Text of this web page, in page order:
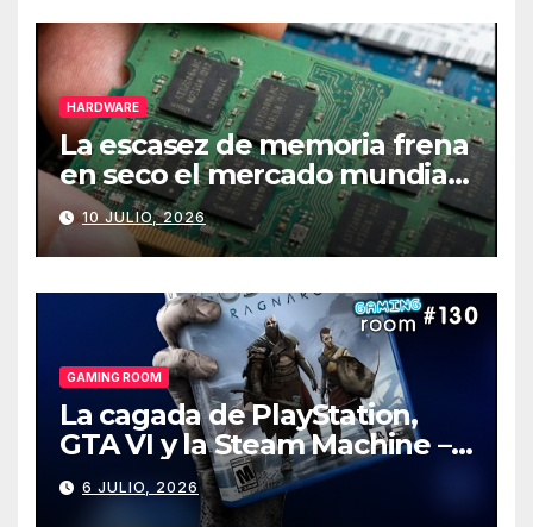
HARDWARE
La escasez de memoria frena
en seco el mercado mundial
de PCs
10 JULIO, 2026
GAMING ROOM
La cagada de PlayStation,
GTA VI y la Steam Machine –
Gaming Room #130
6 JULIO, 2026